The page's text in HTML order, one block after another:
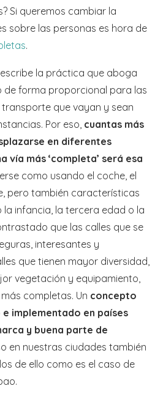
Si queremos cambiar la
sobre las personas es hora de
.
la práctica que aboga
de forma proporcional para las
que vayan y sean
Por eso, cuantas más
en diferentes
vía más ‘completa’ será esa
como usando el coche, el
pero también características
la infancia, la tercera edad o la
que las calles que se
interesantes y
que tienen mayor diversidad,
vegetación y equipamiento,
completas. Un concepto
implementado en países
y buena parte de
en nuestras ciudades también
de ello como es el caso de